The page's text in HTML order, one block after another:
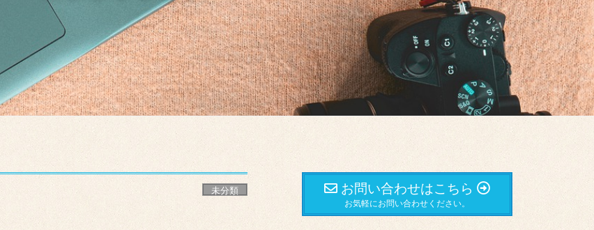
未分類 お問い合わせはこちら
お気軽にお問い合わせください。